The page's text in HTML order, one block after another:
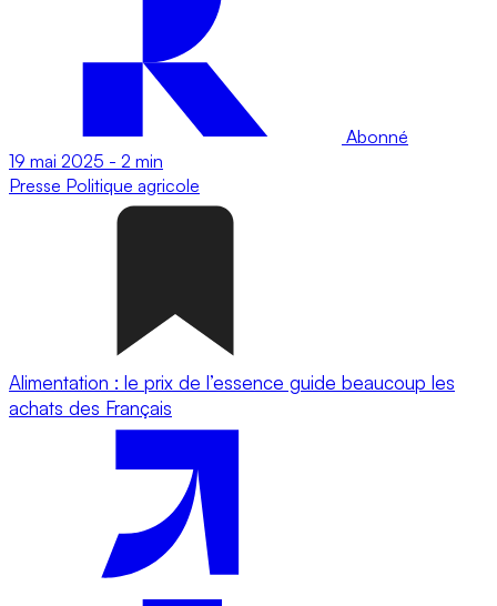
Abonné
19 mai 2025 - 2 min
Presse Politique agricole
Alimentation : le prix de l’essence guide beaucoup les
achats des Français